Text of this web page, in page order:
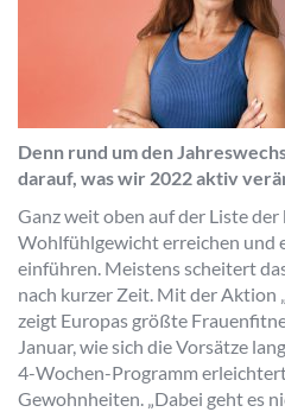
Denn rund um den
darauf, was wir 2022 aktiv
Ganz weit oben auf der Liste
Wohlfühlgewicht erreichen und
einführen. Meistens scheitert
nach kurzer Zeit. Mit der Aktion
zeigt Europas größte
Januar, wie sich die Vorsätze
4-Wochen-Programm
Gewohnheiten. „Dabei geht es